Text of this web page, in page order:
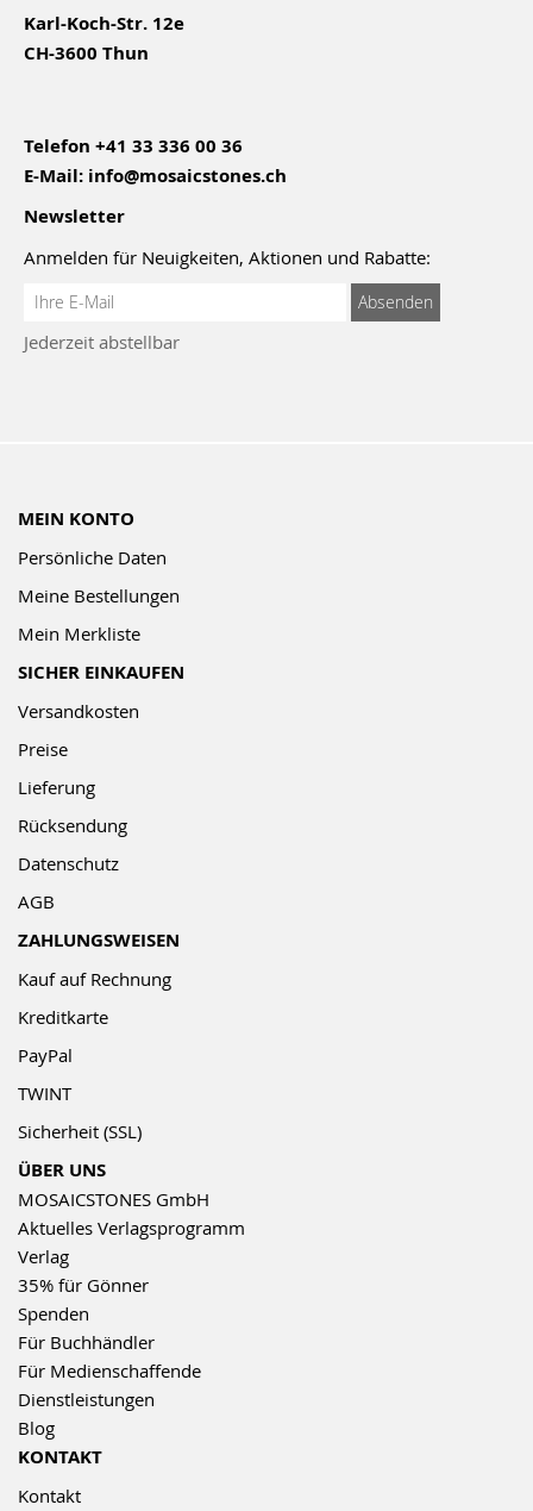
Karl-Koch-Str. 12e
CH-3600 Thun
Telefon +41 33 336 00 36
E-Mail: info@mosaicstones.ch
Newsletter
Anmelden für Neuigkeiten, Aktionen und Rabatte:
Anmeldung
Newsletter:
Absenden
Jederzeit abstellbar
MEIN KONTO
Persönliche Daten
Meine Bestellungen
Mein Merkliste
SICHER EINKAUFEN
Versandkosten
Preise
Lieferung
Rücksendung
Datenschutz
AGB
ZAHLUNGSWEISEN
Kauf auf Rechnung
Kreditkarte
PayPal
TWINT
Sicherheit (SSL)
ÜBER UNS
MOSAICSTONES GmbH
Aktuelles Verlagsprogramm
Verlag
35% für Gönner
Spenden
Für Buchhändler
Für Medienschaffende
Dienstleistungen
Blog
KONTAKT
Kontakt